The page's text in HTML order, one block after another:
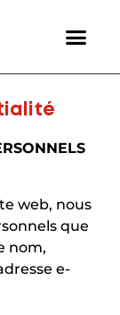
web, nous
que
nom,
e-